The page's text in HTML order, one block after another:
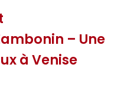
– Une
à Venise